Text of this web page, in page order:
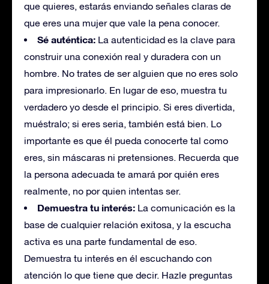
que quieres, estarás enviando señales claras de
que eres una mujer que vale la pena conocer.
Sé auténtica: La autenticidad es la clave para
construir una conexión real y duradera con un
hombre. No trates de ser alguien que no eres solo
para impresionarlo. En lugar de eso, muestra tu
verdadero yo desde el principio. Si eres divertida,
muéstralo; si eres seria, también está bien. Lo
importante es que él pueda conocerte tal como
eres, sin máscaras ni pretensiones. Recuerda que
la persona adecuada te amará por quién eres
realmente, no por quien intentas ser.
Demuestra tu interés: La comunicación es la
base de cualquier relación exitosa, y la escucha
activa es una parte fundamental de eso.
Demuestra tu interés en él escuchando con
atención lo que tiene que decir. Hazle preguntas